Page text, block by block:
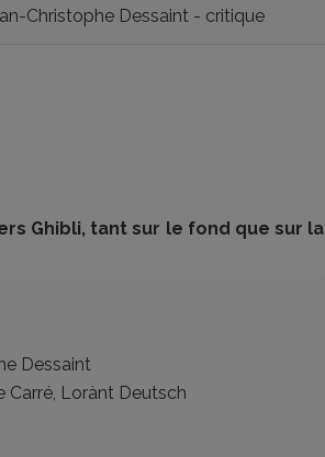
Christophe Dessaint - critique
Ghibli, tant sur le fond que sur la
Dessaint
Carré, Lorànt Deutsch